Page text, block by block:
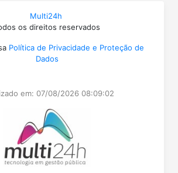
Multi24h
os direitos reservados
Política de Privacidade e Proteção de
Dados
em: 07/08/2026 08:09:02